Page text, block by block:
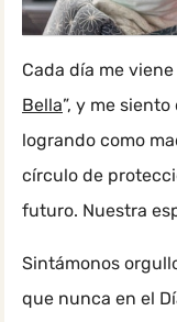
Cada día me
Bella”, y me
logrando como
círculo de
futuro. Nuestra
Sintámonos
que nunca en el